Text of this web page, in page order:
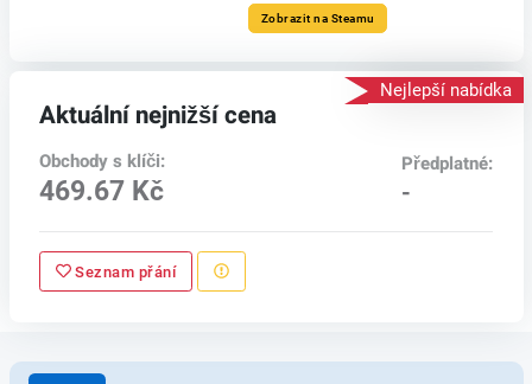
Zobrazit na Steamu
Nejlepší nabídka
Aktuální nejnižší cena
Obchody s klíči:
469.67 Kč
Předplatné:
-
Seznam přání